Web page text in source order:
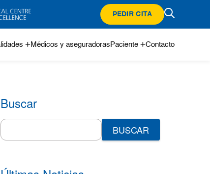
PEDIR CITA
Médicos y aseguradoras Paciente Contacto
Buscar
Search
for: